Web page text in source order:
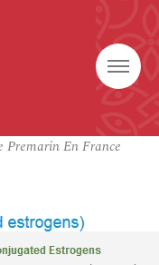
Premarin En France